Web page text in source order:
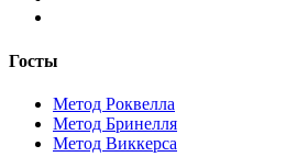
Госты
Метод Роквелла
Метод Бринелля
Метод Виккерса